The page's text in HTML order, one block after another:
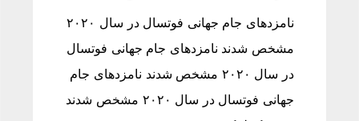
نامزدهای جام جهانی فوتسال در سال ۲۰۲۰
مشخص شدند نامزدهای جام جهانی فوتسال
در سال ۲۰۲۰ مشخص شدند نامزدهای جام
جهانی فوتسال در سال ۲۰۲۰ مشخص شدند